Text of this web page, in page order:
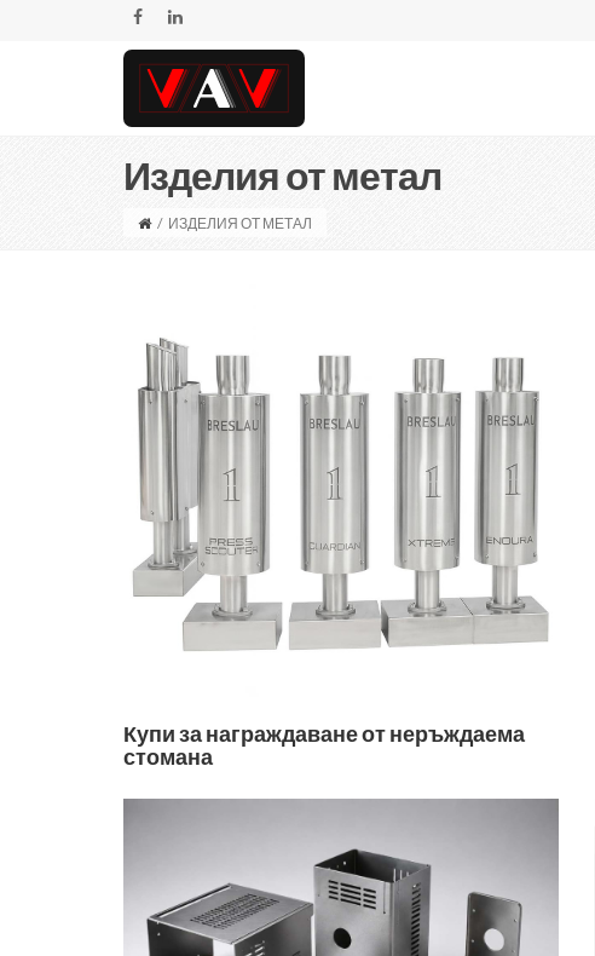
Изделия от метал
/ ИЗДЕЛИЯ ОТ МЕТАЛ
Купи за награждаване от неръждаема
стомана